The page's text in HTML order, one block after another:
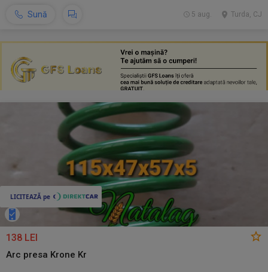
Sună Turda, CJ
5 aug.
138 LEI
Arc presa Krone Kr